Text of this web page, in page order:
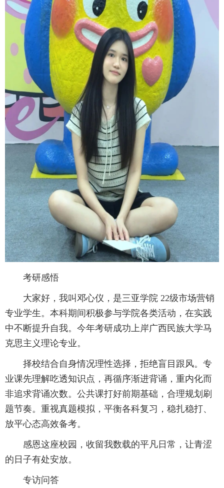
考研感悟
大家好，我叫邓心仪，是三亚学院 22级市场营销
专业学生。本科期间积极参与学院各类活动，在实践
中不断提升自我。今年考研成功上岸广西民族大学马
克思主义理论专业。
择校结合自身情况理性选择，拒绝盲目跟风。专
业课先理解吃透知识点，再循序渐进背诵，重内化而
非追求背诵次数。公共课打好前期基础，合理规划刷
题节奏。重视真题模拟，平衡各科复习，稳扎稳打、
放平心态高效备考。
感恩这座校园，收留我数载的平凡日常，让青涩
的日子有处安放。
专访问答